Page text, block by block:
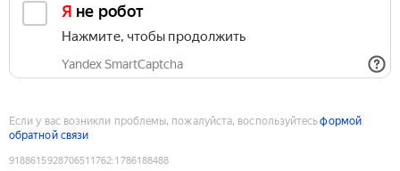
Я не робот
Нажмите, чтобы продолжить
Yandex SmartCaptcha
Если у вас возникли проблемы, пожалуйста, воспользуйтесьформой
обратной связи
9188615928706511762:1786188488